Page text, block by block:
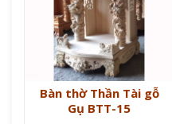
Bàn thờ Thần Tài gỗ
Gụ BTT-15